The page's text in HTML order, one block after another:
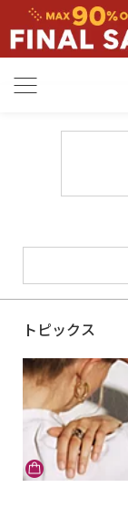
トピックス